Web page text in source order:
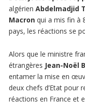
algérien Abdelmadjid
Macronqui a mis fin à
pays, les réactions se
Alors que le ministre
étrangères Jean-Noël
entamer la mise en
deux chefs d’Etat pour
réactions en France et